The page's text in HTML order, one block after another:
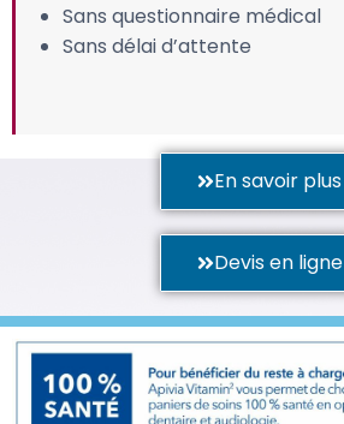
Sans questionnaire médical
Sans délai d’attente
En savoir plus
Devis en ligne